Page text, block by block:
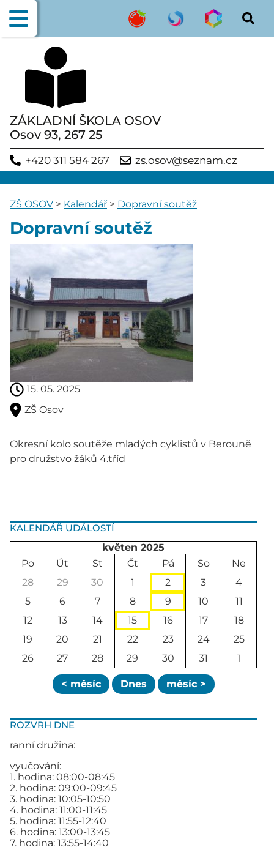
ZÁKLADNÍ ŠKOLA OSOV
Osov 93, 267 25
+420 311 584 267 zs.osov@seznam.cz
KALENDÁŘ UDÁLOSTÍ
květen 2025
Po
Út St Čt Pá So
Ne
28
29 30 1 2 3
4
5
6 7 8 9 10
11
12
13 14 15 16 17
18
19
20 21 22 23 24
25
26
27 28 29 30 31 1
< měsíc Dnes měsíc >
ROZVRH DNE
ranní družina:
vyučování:
1. hodina: 08:00-08:45
2. hodina: 09:00-09:45
3. hodina: 10:05-10:50
4. hodina: 11:00-11:45
5. hodina: 11:55-12:40
6. hodina: 13:00-13:45
7. hodina: 13:55-14:40
ZŠ OSOV > Kalendář > Dopravní soutěž
Dopravní soutěž
15. 05. 2025
ZŠ Osov
Okresní kolo soutěže mladých cyklistů v Berouně
pro družstvo žáků 4.tříd